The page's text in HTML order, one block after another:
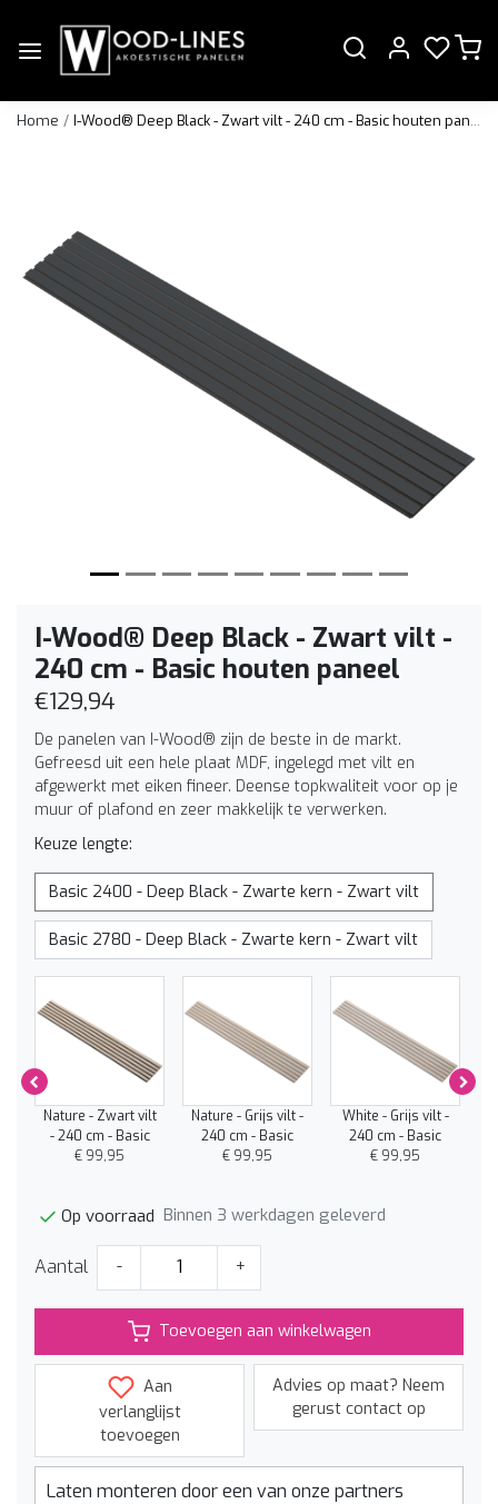
Home I-Wood® Deep Black - Zwart vilt - 240 cm - Basic houten paneel
I-Wood® Deep Black - Zwart vilt -
240 cm - Basic houten paneel
€129,94
De panelen van I-Wood® zijn de beste in de markt.
Gefreesd uit een hele plaat MDF, ingelegd met vilt en
afgewerkt met eiken fineer. Deense topkwaliteit voor op je
muur of plafond en zeer makkelijk te verwerken.
Keuze lengte:
Basic 2400 - Deep Black - Zwarte kern - Zwart vilt
Basic 2780 - Deep Black - Zwarte kern - Zwart vilt
Nature - Zwart vilt
- 240 cm - Basic
€ 99,95
Nature - Grijs vilt -
240 cm - Basic
€ 99,95
White - Grijs vilt -
240 cm - Basic
€ 99,95
Op voorraad Binnen 3 werkdagen geleverd
Aantal - +
Toevoegen aan winkelwagen
Aan
verlanglijst
toevoegen
Advies op maat? Neem
gerust contact op
Laten monteren door een van onze partners